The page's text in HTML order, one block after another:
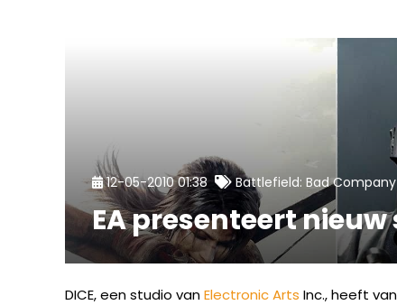
12-05-2010 01:38 Battlefield: Bad
EA presenteert
DICE, een studio vanElectronic Arts Inc., heeft